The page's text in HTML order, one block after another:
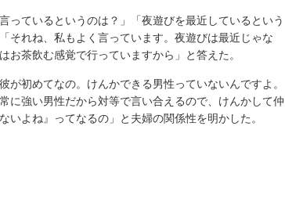
ているというのは？」「夜遊びを最近しているという
それね、私もよく言っています。夜遊びは最近じゃな
お茶飲む感覚で行っていますから」と答えた。
初めてなの。けんかできる男性っていないんですよ。
に強い男性だから対等で言い合えるので、けんかして仲
いよね』ってなるの」と夫婦の関係性を明かした。